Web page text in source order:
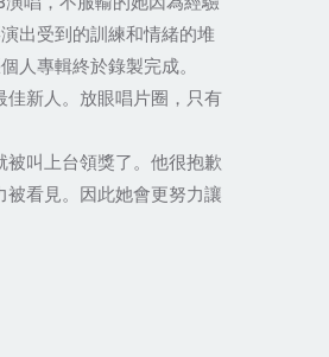
出受到的訓練和情緒的堆
人專輯終於錄製完成。
新人。放眼唱片圈，只有
叫上台領獎了。他很抱歉
看見。因此她會更努力讓